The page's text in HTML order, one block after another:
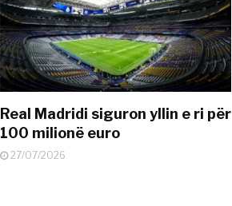
Real Madridi siguron yllin e ri për
100 milionë euro
27/07/2026